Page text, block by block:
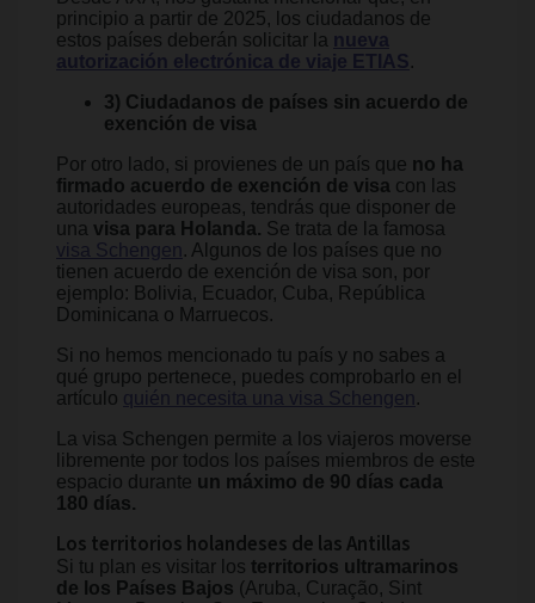
principio a partir de 2025, los ciudadanos de
estos países deberán solicitar la nueva
autorización electrónica de viaje ETIAS.
3) Ciudadanos de países sin acuerdo de
exención de visa
Por otro lado, si provienes de un país que no ha
firmado acuerdo de exención de visa con las
autoridades europeas, tendrás que disponer de
una visa para Holanda. Se trata de la famosa
visa Schengen
. Algunos de los países que no
tienen acuerdo de exención de visa son, por
ejemplo: Bolivia, Ecuador, Cuba, República
Dominicana o Marruecos.
Si no hemos mencionado tu país y no sabes a
qué grupo pertenece, puedes comprobarlo en el
artículo quién necesita una visa Schengen
.
La visa Schengen permite a los viajeros moverse
libremente por todos los países miembros de este
espacio durante un máximo de 90 días cada
180 días.
Los territorios holandeses de las Antillas
Si tu plan es visitar los territorios ultramarinos
de los Países Bajos (Aruba, Curação, Sint